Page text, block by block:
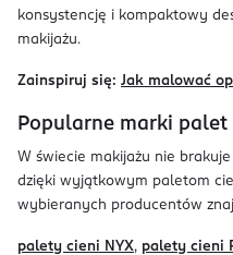
konsystencję i kompaktowy
makijażu.
Zainspiruj się: Jak malować
Popularne marki
W świecie makijażu nie
dzięki wyjątkowym paletom
wybieranych producentów
palety cieni NYX, palety cieni